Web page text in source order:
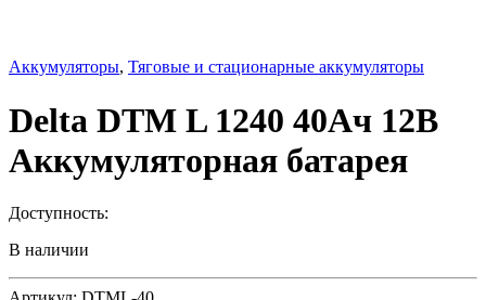
Аккумуляторы, Тяговые и стационарные аккумуляторы
Delta DTM L 1240 40Ач 12В
Аккумуляторная батарея
Доступность:
В наличии